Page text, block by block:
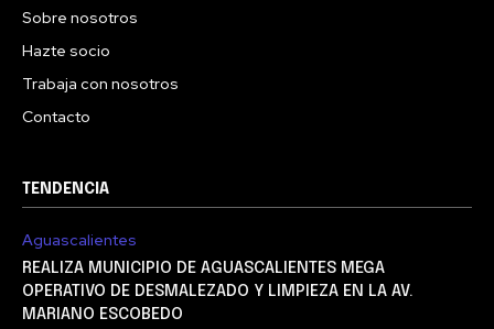
Sobre nosotros
Hazte socio
Trabaja con nosotros
Contacto
TENDENCIA
Aguascalientes
REALIZA MUNICIPIO DE AGUASCALIENTES MEGA
OPERATIVO DE DESMALEZADO Y LIMPIEZA EN LA AV.
MARIANO ESCOBEDO